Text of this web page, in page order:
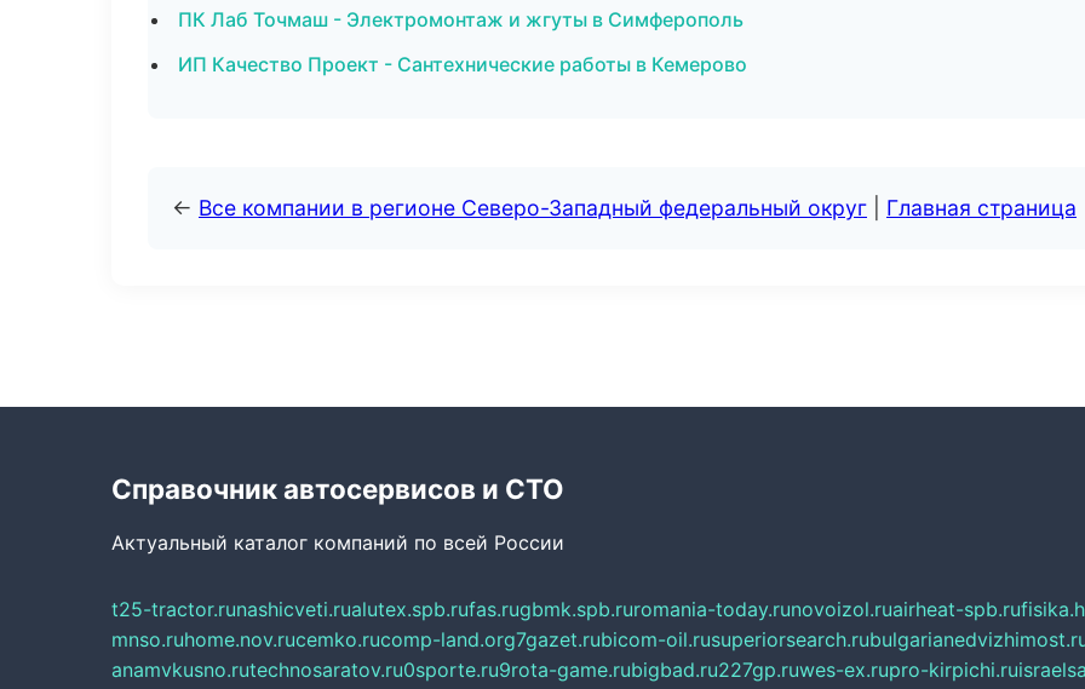
ПК Лаб Точмаш - Электромонтаж и жгуты в Симферополь
ИП Качество Проект - Сантехнические работы в Кемерово
← Все компании в регионе Северо-Западный федеральный округ Главная страница
Справочник автосервисов и СТО
Актуальный каталог компаний по всей России
t25-tractor.runashicveti.rualutex.spb.rufas.rugbmk.spb.ruromania-today.runovoizol.ruairheat-spb.ru
mnso.ruhome.nov.rucemko.rucomp-land.org7gazet.rubicom-oil.rusuperiorsearch.ru
anamvkusno.rutechnosaratov.ru0sporte.ru9rota-game.rubigbad.ru227gp.ruwes-ex.rupro-kirpichi.ru